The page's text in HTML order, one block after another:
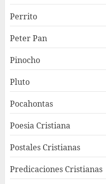
Perrito
Peter Pan
Pinocho
Pluto
Pocahontas
Poesia Cristiana
Postales Cristianas
Predicaciones Cristianas